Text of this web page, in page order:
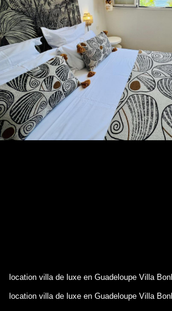
location villa de luxe en Guadeloupe Villa
location villa de luxe en Guadeloupe Villa